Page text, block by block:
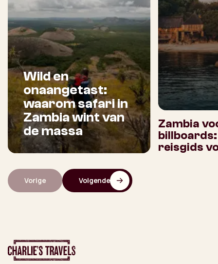
Wild en
onaangetast:
waarom safari in
Zambia wint van
de massa
Zambia
reisgids
Vorige Volgende